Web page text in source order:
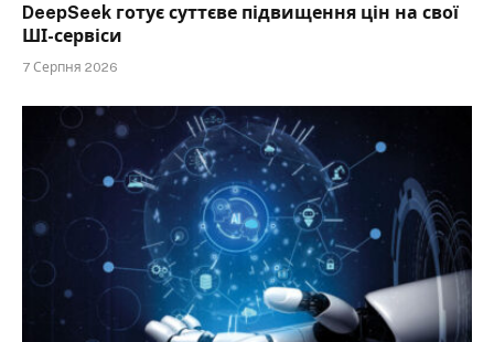
DeepSeek готує суттєве підвищення цін на свої
ШІ-сервіси
7 Серпня 2026